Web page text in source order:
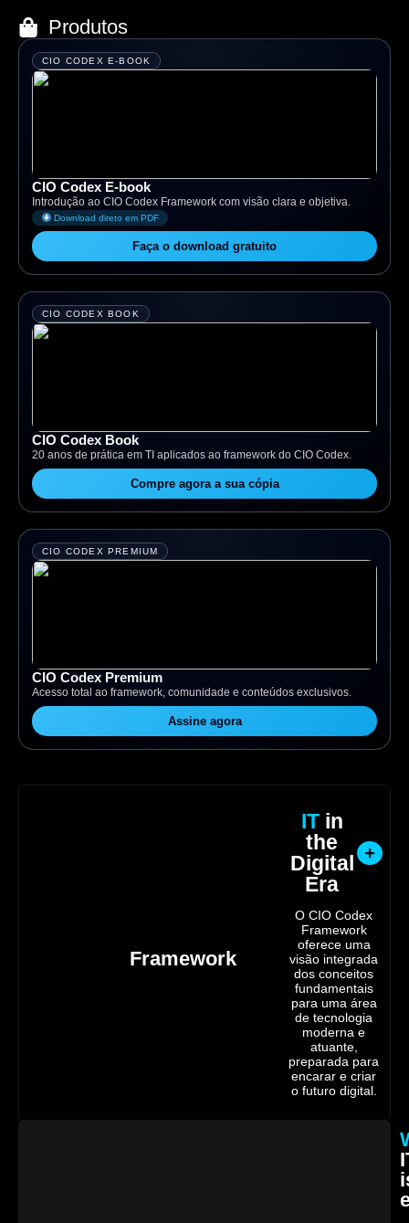
Produtos
CIO CODEX E-BOOK
CIO Codex E-book
Introdução ao CIO Codex Framework com visão clara e objetiva.
Download direto em PDF
Faça o download gratuito
CIO CODEX BOOK
CIO Codex Book
20 anos de prática em TI aplicados ao framework do CIO Codex.
Compre agora a sua cópia
CIO CODEX PREMIUM
CIO Codex Premium
Acesso total ao framework, comunidade e conteúdos exclusivos.
Assine agora
Framework
ITin
the
Digital
Era
O CIO Codex
Framework
oferece uma
visão integrada
dos conceitos
fundamentais
para uma área
de tecnologia
moderna e
atuante,
preparada para
encarar e criar
o futuro digital.